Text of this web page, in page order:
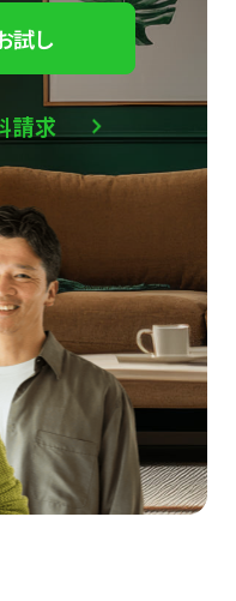
試し
請求